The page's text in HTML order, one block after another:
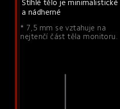
Štíhlé tělo je minimalistické
a nádherné
* 7,5 mm se vztahuje na
nejtenčí část těla monitoru.